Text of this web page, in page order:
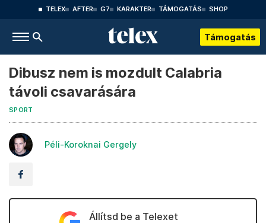
TELEX AFTER G7 KARAKTER TÁMOGATÁS SHOP
Támogatás
Dibusz nem is mozdult Calabria
távoli csavarására
SPORT
Péli-Koroknai Gergely
Állítsd be a Telexet